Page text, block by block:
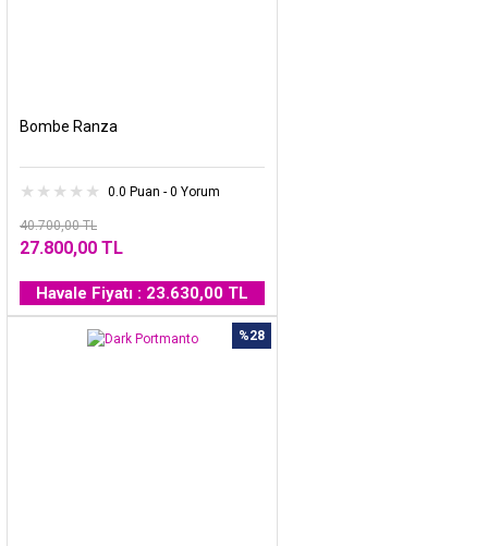
Bombe Ranza
0.0 Puan - 0 Yorum
40.700,00 TL
27.800,00 TL
Havale Fiyatı : 23.630,00 TL
%28